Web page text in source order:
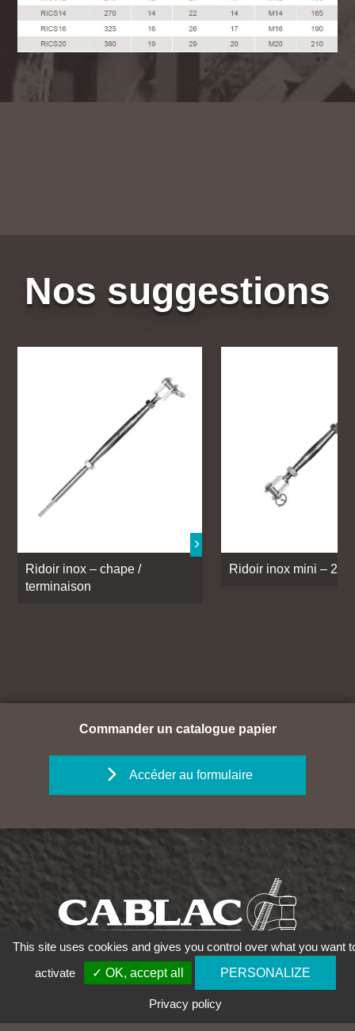
Nos suggestions
Ridoir inox – chape /
terminaison
Ridoir inox mini – 2
Commander un catalogue papier
Accéder au formulaire
03 81 58 46 00
CABLAC SASU
This site uses cookies and gives you control over what you want
activate
✓ OK, accept all PERSONALIZE
Privacy policy